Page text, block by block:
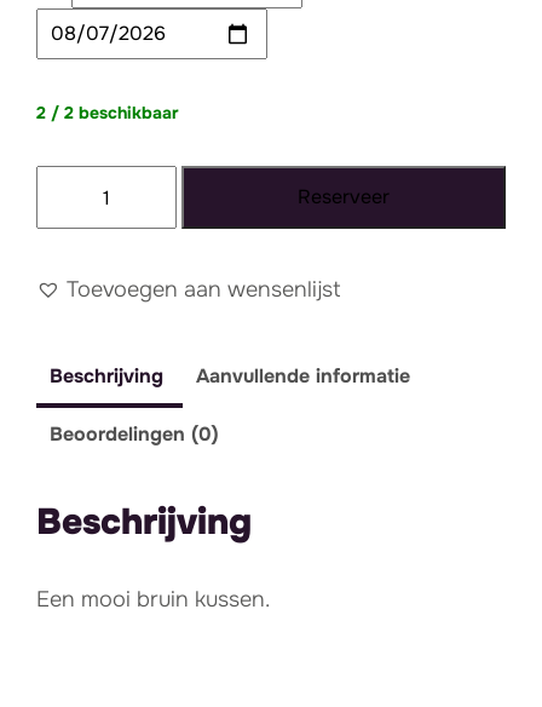
2 / 2 beschikbaar
aantal
Reserveer
Toevoegen aan wensenlijst
Beschrijving Aanvullende informatie
Beoordelingen (0)
Beschrijving
Een mooi bruin kussen.